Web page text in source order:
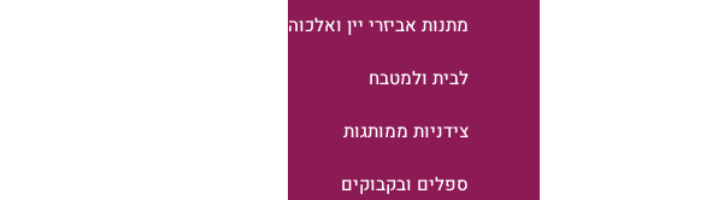
מתנות אביזרי יין ואלכוהול
לבית ולמטבח
צידניות ממותגות
ספלים ובקבוקים